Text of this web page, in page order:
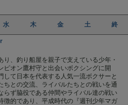
水 木 金 土 終
、釣り船屋を親子で支えている少年・
ピオン鷹村守と出会いボクシングに開
して日本を代表する人気一流ボクサーと
ちとの交流、ライバルたちとの戦いを通
らず脇役である仲間やライバル達の戦い
徴的であり、平成時代の『週刊少年マガ